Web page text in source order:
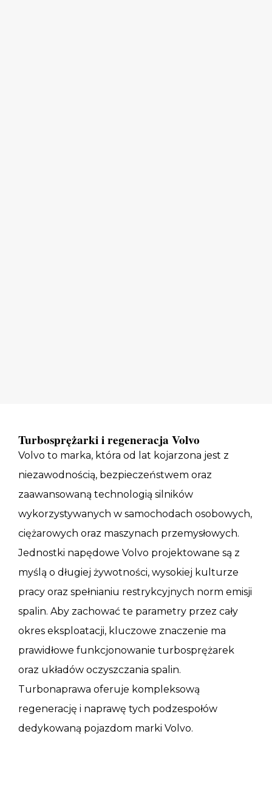
Turbosprężarki i regeneracja Volvo
Volvo to marka, która od lat kojarzona jest z
niezawodnością, bezpieczeństwem oraz
zaawansowaną technologią silników
wykorzystywanych w samochodach osobowych,
ciężarowych oraz maszynach przemysłowych.
Jednostki napędowe Volvo projektowane są z
myślą o długiej żywotności, wysokiej kulturze
pracy oraz spełnianiu restrykcyjnych norm emisji
spalin. Aby zachować te parametry przez cały
okres eksploatacji, kluczowe znaczenie ma
prawidłowe funkcjonowanie turbosprężarek
oraz układów oczyszczania spalin.
Turbonaprawa oferuje kompleksową
regenerację i naprawę tych podzespołów
dedykowaną pojazdom marki Volvo.